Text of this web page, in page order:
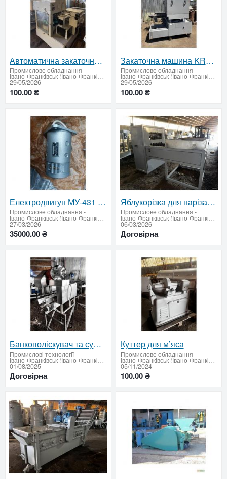
Автоматична закаточна машина Б4-КЗК-80
Промислове обладнання -
Івано-Франківськ (Івано-Франківська область - придбати або продати)
29/05/2026
100.00 ₴
Закаточна машина KRUPP на фігурну банку
Промислове обладнання -
Івано-Франківськ (Івано-Франківська область - придбати або продати)
29/05/2026
100.00 ₴
Електродвигун МУ-431 — компактна потужність і стабільна робота
Промислове обладнання -
Івано-Франківськ (Івано-Франківська область - придбати або продати)
27/03/2026
35000.00 ₴
Яблукорізка для нарізання з видаленням серцевини А9-КАН
Промислове обладнання -
Івано-Франківськ (Івано-Франківська область - придбати або продати)
06/03/2026
Договірна
Банкополіскувач та сушка тари для харчового виробництва | Продуктивність до 6000 банок/год ✅
Промислові технології-
Івано-Франківськ (Івано-Франківська область - придбати або продати)
01/08/2025
Договірна
Куттер для м’яса
Промислове обладнання -
Івано-Франківськ (Івано-Франківська область - придбати або продати)
05/11/2024
100.00 ₴